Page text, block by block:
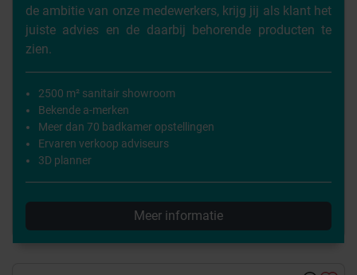
de ambitie van onze medewerkers, krijg jij als klant het
juiste advies en de daarbij behorende producten te
zien.
2500 m² sanitair showroom
Bekende a-merken
Meer dan 70 badkamer opstellingen
Ervaren verkoop adviseurs
3D planner
Meer informatie